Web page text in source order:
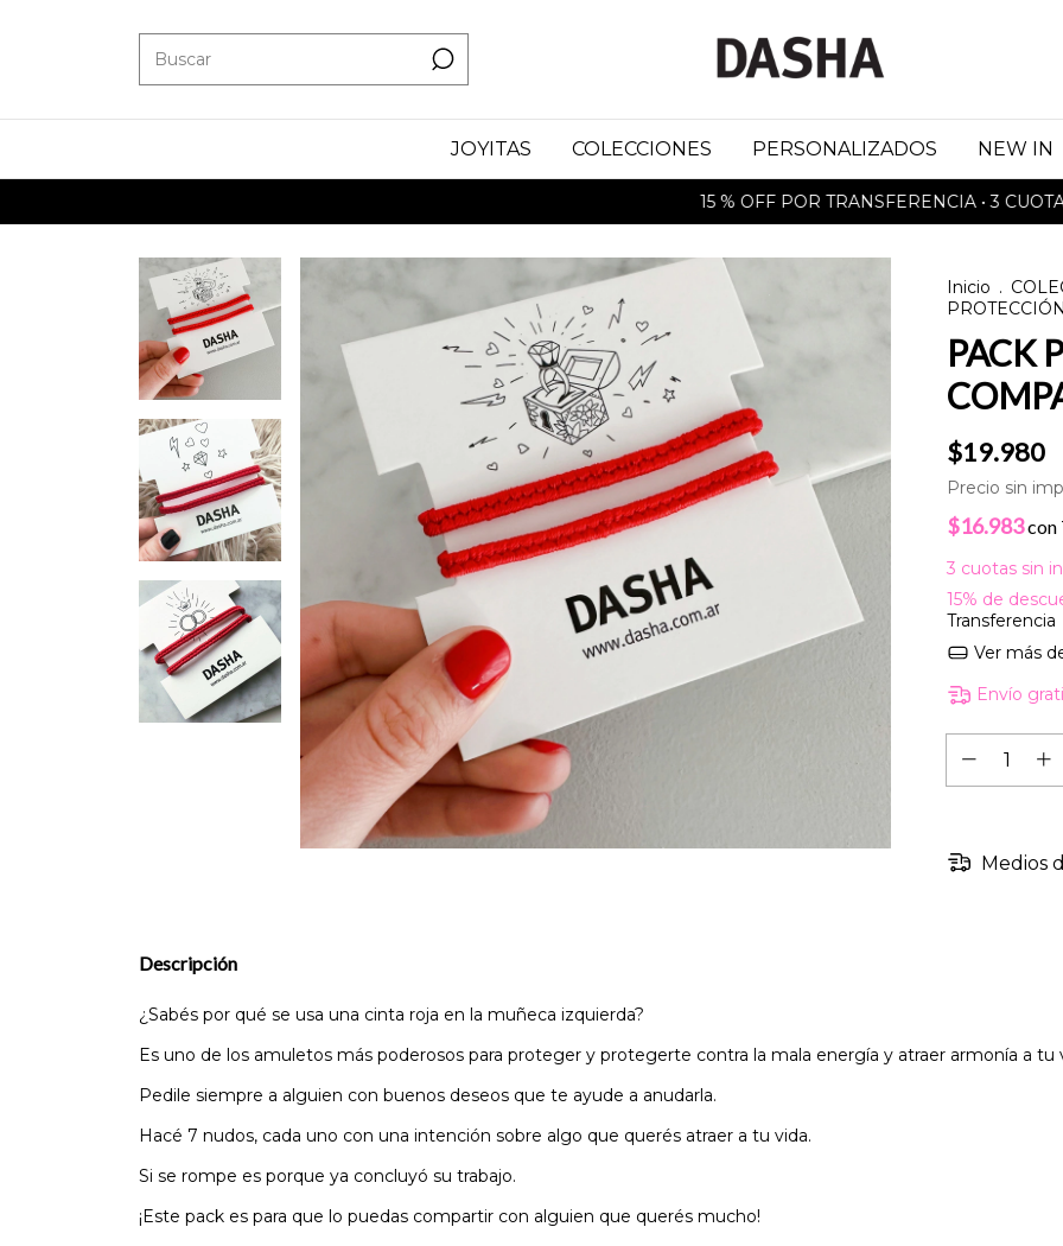
JOYITAS COLECCIONES PERSONALIZADOS NEW IN
15 % OFF POR TRANSFERENCIA • 3 CUOTAS
Inicio .
PACK
$19.980
Precio sin
$16.983con
3 cuotas sin
15% de
Transferencia
Ver más
Envío
Medios
Descripción
¿Sabés por qué se usa una cinta roja en la muñeca izquierda?
Es uno de los amuletos más poderosos para proteger y protegerte contra la mala energía y atraer armonía a tu
Pedile siempre a alguien con buenos deseos que te ayude a anudarla.
Hacé 7 nudos, cada uno con una intención sobre algo que querés atraer a tu vida.
Si se rompe es porque ya concluyó su trabajo.
¡Este pack es para que lo puedas compartir con alguien que querés mucho!